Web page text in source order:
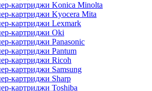
картриджи Konica Minolta
картриджи Kyocera Mita
картриджи Lexmark
картриджи Oki
картриджи Panasonic
картриджи Pantum
картриджи Ricoh
картриджи Samsung
картриджи Sharp
картриджи Toshiba